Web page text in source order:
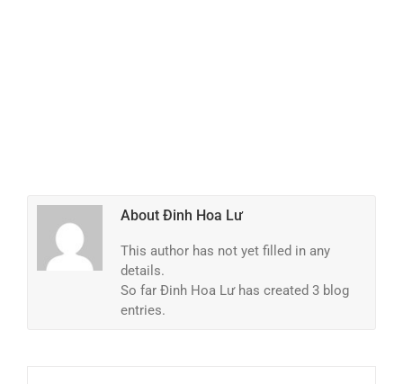
AboutĐinh Hoa Lư
This author has not yet filled in any
details.
So far Đinh Hoa Lư has created 3 blog
entries.